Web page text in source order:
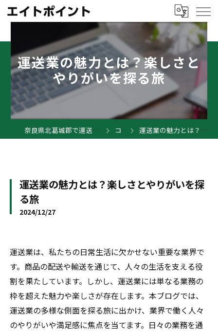
運送業の魅力とは？楽しさと
やりがいを探る旅
奈良県北葛城郡で運送業の求人ならエイトポイント コラム 運送業の魅力とは？楽しさとやりがいを探る旅
運送業の魅力とは？楽しさとやりがいを探
る旅
2024/12/27
運送業は、私たちの日常生活に欠かせない重要な業界で
す。商品の配送や輸送を通じて、人々の生活を支える役
割を果たしています。しかし、運送業には単なる業務の
枠を超えた魅力や楽しさが存在します。本ブログでは、
運送業の多様な側面を探る旅に出かけ、業界で働く人々
のやりがいや満足感に焦点を当てます。日々の業務を通